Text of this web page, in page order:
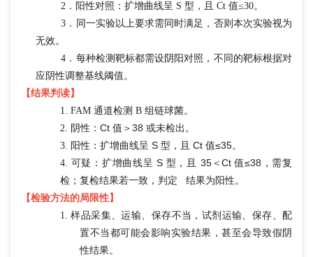
2．阳性对照：扩增曲线呈 S 型，且 Ct 值≤30。
3．同一实验以上要求需同时满足，否则本次实验视为
无效。
4．每种检测靶标都需设阴阳对照，不同的靶标根据对
应阴性调整基线阈值。
【结果判读】
1. FAM 通道检测 B 组链球菌。
2. 阴性： Ct 值＞38 或未检出。
3. 阳性：扩增曲线呈 S 型，且 Ct 值≤35。
4. 可疑：扩增曲线呈 S 型，且 35＜Ct 值≤38，需复
检；复检结果若一致，判定
结果为阳性。
【检验方法的局限性】
1.样品采集、运输、保存不当，试剂运输、保存、配
置不当都可能会影响实验结果，甚至会导致假阴
性结果。